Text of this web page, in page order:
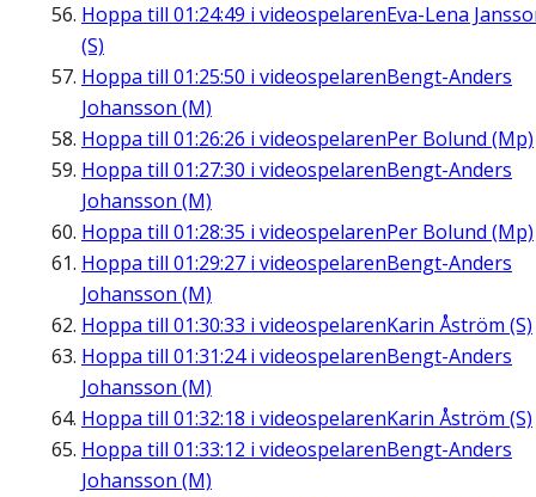
Hoppa till 01:24:49 i videospelarenEva-Lena
(S)
Hoppa till 01:25:50 i videospelarenBengt-Anders
Johansson (M)
Hoppa till 01:26:26 i videospelarenPer Bolund (Mp)
Hoppa till 01:27:30 i videospelarenBengt-Anders
Johansson (M)
Hoppa till 01:28:35 i videospelarenPer Bolund (Mp)
Hoppa till 01:29:27 i videospelarenBengt-Anders
Johansson (M)
Hoppa till 01:30:33 i videospelarenKarin Åström (S)
Hoppa till 01:31:24i videospelarenBengt-Anders
Johansson (M)
Hoppa till 01:32:18 i videospelarenKarin Åström (S)
Hoppa till 01:33:12 i videospelarenBengt-Anders
Johansson (M)